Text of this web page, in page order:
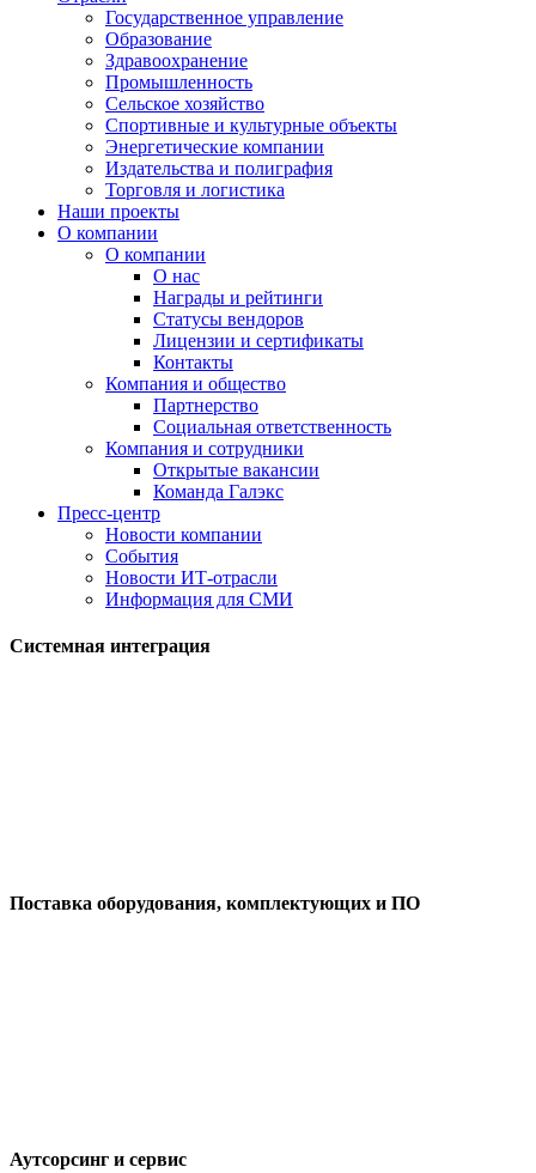
Государственное управление
Образование
Здравоохранение
Промышленность
Сельское хозяйство
Спортивные и культурные объекты
Энергетические компании
Издательства и полиграфия
Торговля и логистика
Наши проекты
О компании
О компании
О нас
Награды и рейтинги
Статусы вендоров
Лицензии и сертификаты
Контакты
Компания и общество
Партнерство
Социальная ответственность
Компания и сотрудники
Открытые вакансии
Команда Галэкс
Пресс-центр
Новости компании
События
Новости ИТ-отрасли
Информация для СМИ
Системная интеграция
Поставка оборудования, комплектующих и ПО
Аутсорсинг и сервис